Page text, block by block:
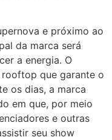
e próximo ao
da marca será
a energia. O
que garante o
os dias, a marca
em que, por meio
e outras
seu show